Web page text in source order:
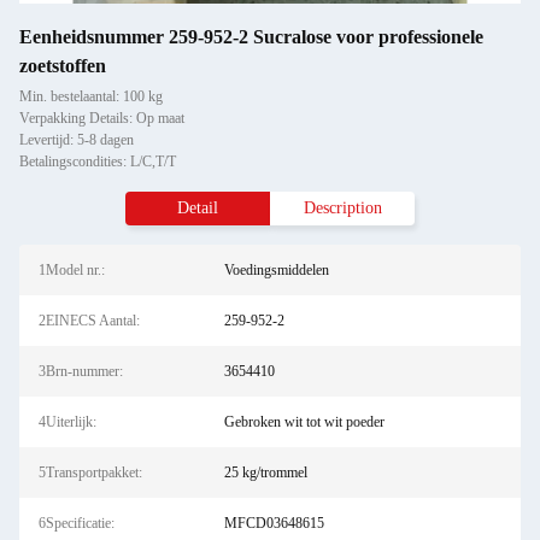
Eenheidsnummer 259-952-2 Sucralose voor professionele
zoetstoffen
Min. bestelaantal: 100 kg
Verpakking Details: Op maat
Levertijd: 5-8 dagen
Betalingscondities: L/C,T/T
Detail Description
1Model nr.: Voedingsmiddelen
2EINECS Aantal: 259-952-2
3Brn-nummer: 3654410
4Uiterlijk: Gebroken wit tot wit poeder
5Transportpakket: 25 kg/trommel
6Specificatie: MFCD03648615